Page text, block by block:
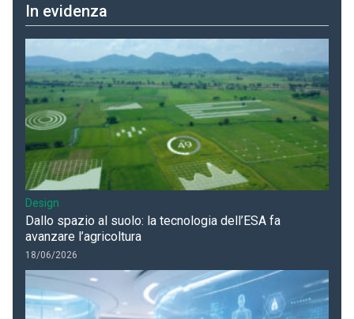
In evidenza
Design
Dallo spazio al suolo: la tecnologia dell’ESA fa
avanzare l’agricoltura
18/06/2026